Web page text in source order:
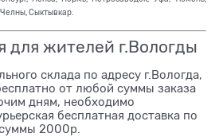
Сыктывкар.
для жителей г.Вологды
склада по адресу г.Вологда,
от любой суммы заказа
дням, необходимо
бесплатная доставка по
суммы 2000р.